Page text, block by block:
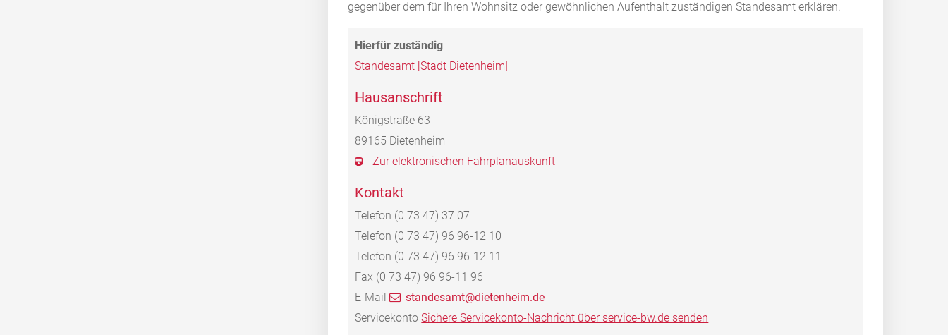
gegenüber dem für Ihren Wohnsitz oder gewöhnlichen Aufenthalt zuständigen Standesamt erklären.
Standesamt [Stadt Dietenheim]
Hausanschrift
Königstraße 63
89165 Dietenheim
Zur elektronischen Fahrplanauskunft
Kontakt
Telefon (0 73 47) 37 07
Telefon (0 73 47) 96 96-12 10
Telefon (0 73 47) 96 96-12 11
Fax (0 73 47) 96 96-11 96
E-Mail
standesamt@dietenheim.de
Servicekonto Sichere Servicekonto-Nachricht über service-bw.de senden